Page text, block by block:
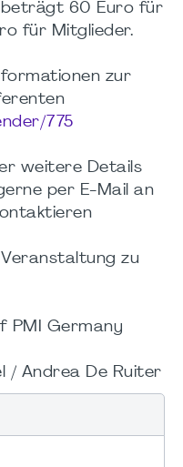
beträgt 60 Euro für
für Mitglieder.
zur
775
weitere Details
per E-Mail an
zu
PMI Germany
/ Andrea De Ruiter